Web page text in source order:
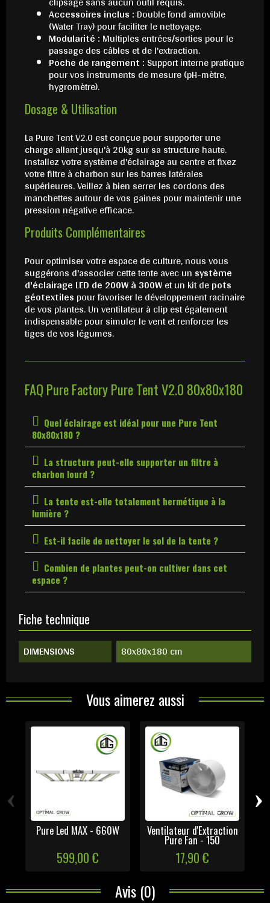
Accessoires inclus : Double fond amovible
(Water Tray) pour faciliter le nettoyage.
Modularité : Multiples entrées/sorties pour le
passage des câbles et de l'extraction.
Poche de rangement : Support interne pratique
pour vos instruments de mesure (pH-mètre,
hygromètre).
Dosage & Utilisation
La Pure Tent V2.0 est conçue pour supporter une
charge allant jusqu'à 20kg sur sa structure haute.
Installez votre système d'éclairage au centre et fixez
votre filtre à charbon sur les barres latérales
supérieures. Veillez à bien serrer les cordons des
manchettes autour de vos gaines pour maintenir une
pression négative efficace.
Produits Complémentaires
Pour optimiser votre espace de culture, nous vous
suggérons d'associer cette tente avec un système
d'éclairage LED de 200W à 300Wet un kit depots
géotextiles pour favoriser le développement racinaire
de vos plantes. Un ventilateur à clip est également
indispensable pour simuler le vent et renforcer les
tiges de vos légumes.
FAQ Pure Factory Pure Tent V2.0 80x80x180
Quel éclairage est idéal pour une Pure Tent
80x80x180 ?
La structure peut-elle supporter un filtre à
charbon lourd ?
La tente est-elle totalement hermétique à la
lumière ?
Est-il facile de nettoyer le sol de la tente ?
Combien de plantes peut-on cultiver dans cet
espace ?
Fiche technique
DIMENSIONS 80x80x180 cm
Vous aimerez aussi
Pure Led MAX - 660W
599,00 €
Ventilateur d'Extraction
Pure Fan - 150
17,90 €
‹ ›
Avis (0)